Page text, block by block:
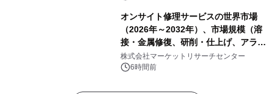
オンサイト修理サービスの世界市場
（2026年～2032年）、市場規模（溶
接・金属修復、研削・仕上げ、アライ
メント、その他）・分析レポートを発
表
株式会社マーケットリサーチセンター
6時間前